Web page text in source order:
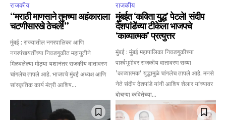
Join our community of
SUBSCRIBERS and be part of the
conversation.
To subscribe, simply enter your email address on our website
or click the subscribe button below. Don't worry, we respect
your privacy and won't spam your inbox. Your information is
राजकीय
“मराठी माणसाने तुमच्या अहंकाराला
चटणीसारखे ठेचले!”
मुंबई : राज्यातील नगरपालिका आणि
नगरपंचायतींच्या निवडणुकीत महायुतीने
मिळवलेल्या मोठ्या यशानंतर राजकीय वातावरण
चांगलेच तापले आहे. भाजपचे मुंबई अध्यक्ष आणि
सांस्कृतिक कार्य मंत्री आशिष...
राजकीय
मुंबईत ‘कविता युद्ध’ पेटले! संदीप
देशपांडेंच्या टीकेला भाजपचे
‘काव्यात्मक’ प्रत्युत्तर
मुंबई : मुंबई महापालिका निवडणुकीच्या
पार्श्वभूमीवर राजकीय वातावरण सध्या
'काव्यात्मक' युद्धामुळे चांगलेच तापले आहे. मनसे
नेते संदीप देशपांडे यांनी आशिष शेलार यांच्यावर
बोचऱ्या कवितेच्या...